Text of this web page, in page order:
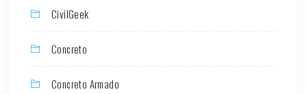
CivilGeek
Concreto
Concreto Armado